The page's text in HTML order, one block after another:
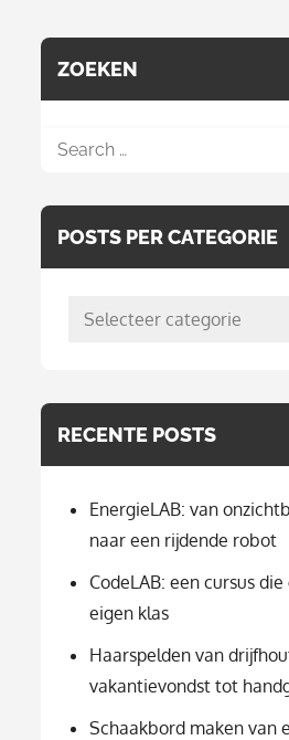
Afvalhout
Tot
Afgewerkte
Lamp
ZOEKEN
Search
POSTS PER CATEGORIE
posts
RECENTE POSTS
EnergieLAB: van
naar een rijdende robot
CodeLAB: een cursus
eigen klas
Haarspelden van
vakantievondst tot
Schaakbord maken van